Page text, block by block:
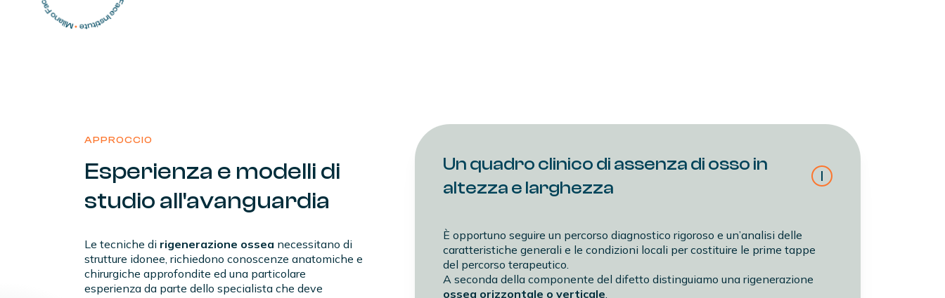
APPROCCIO
Esperienza e modelli di
studio all'avanguardia
Le tecniche di rigenerazione ossea necessitano di
strutture idonee, richiedono conoscenze anatomiche e
chirurgiche approfondite ed una particolare
esperienza da parte dello specialista che deve
Un quadro clinico di assenza di osso in
altezza e larghezza
È opportuno seguire un percorso diagnostico rigoroso e un’analisi delle
caratteristiche generali e le condizioni locali per costituire le prime tappe
del percorso terapeutico.
A seconda della componente del difetto distinguiamo una rigenerazione
ossea orizzontale o verticale.